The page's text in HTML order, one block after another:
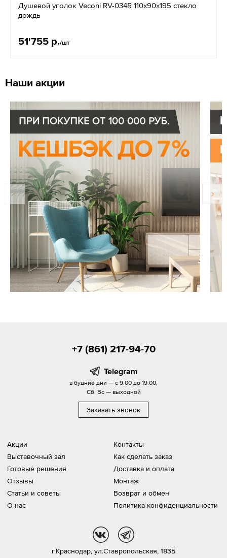
Душевой уголок Veconi RV-034R 110x90x195 стекло
дождь
51'755 р./шт
Наши акции
Акции
Выставочный зал
Готовые решения
Отзывы
Статьи и советы
О нас
Контакты
Как сделать заказ
Доставка и оплата
Монтаж
Возврат и обмен
Политика конфиденциальности
+7 (861) 217-94-70
Telegram
в будние дни — с 9.00 до 19.00,
Сб, Вс — выходной
Заказать звонок
г.Краснодар, ул.Ставропольская, 183Б
vk